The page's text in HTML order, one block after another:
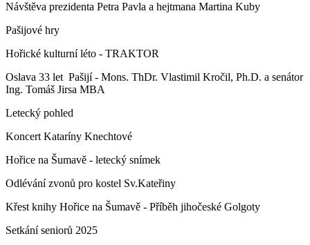
Návštěva prezidenta Petra Pavla a hejtmana Martina Kuby
Pašijové hry
Hořické kulturní léto - TRAKTOR
Oslava 33 let Pašijí - Mons. ThDr. Vlastimil Kročil, Ph.D. a senátor
Ing. Tomáš Jirsa MBA
Letecký pohled
Koncert Kataríny Knechtové
Hořice na Šumavě - letecký snímek
Odlévání zvonů pro kostel Sv.Kateřiny
Křest knihy Hořice na Šumavě - Příběh jihočeské Golgoty
Setkání seniorů 2025